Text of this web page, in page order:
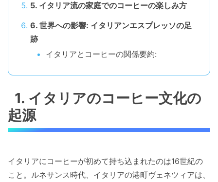
5. イタリア流の家庭でのコーヒーの楽しみ方
6. 世界への影響: イタリアンエスプレッソの足
跡
イタリアとコーヒーの関係要約:
1. イタリアのコーヒー文化の
起源
イタリアにコーヒーが初めて持ち込まれたのは16世紀の
こと。ルネサンス時代、イタリアの港町ヴェネツィアは、